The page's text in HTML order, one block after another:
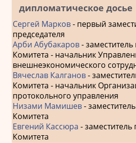
дипломатическое досье
Сергей Марков- первый
председателя
Арби Абубакаров- заместитель
Комитета - начальник
внешнеэкономического
Вячеслав Калганов-
Комитета - начальник
протокольного управления
Низами Мамишев-
Комитета
Евгений Кассюра - заместитель
Комитета